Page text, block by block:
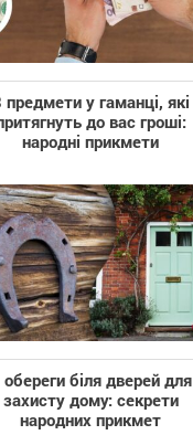
предмети у гаманці, які
до вас гроші:
народні прикмети
біля дверей для
захисту дому: секрети
народних прикмет